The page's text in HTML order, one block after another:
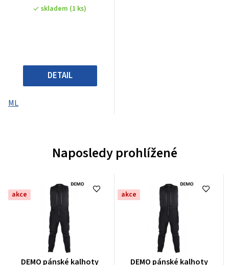
skladem (1 ks)
DETAIL
ML
Naposledy prohlížené
akce
Průměrné
DEMO pánské kalhoty
akce
Průměrné
DEMO pánské kalhoty